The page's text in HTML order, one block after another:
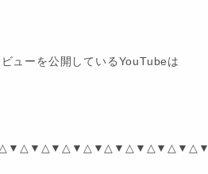
ューを公開しているYouTubeは